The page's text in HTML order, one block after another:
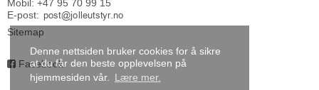
Denne nettsiden bruker cookies for å sikre
at du får den beste opplevelsen på
hjemmesiden vår.
Lære mer.
Mobil: +47 95 70 99 15
E-post:
Sitemap
Facebook